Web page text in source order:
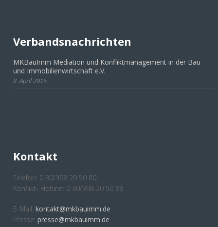
Verbandsnachrichten
MKBauImm Mediation und Konfliktmanagement in der Bau-
und Immobilienwirtschaft e.V.
8. April 2016
Kontakt
Telefon: 0 30/398 20 50 80
Konflikt- Hotline: 0 30/398 20 50 88
E-Mail: kontakt@mkbauimm.de
Presse: presse@mkbauimm.de